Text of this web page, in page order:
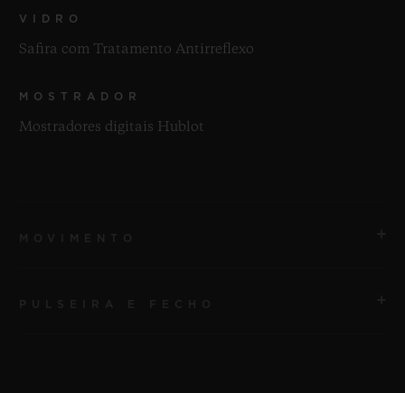
VIDRO
Safira com Tratamento Antirreflexo
MOSTRADOR
Mostradores digitais Hublot